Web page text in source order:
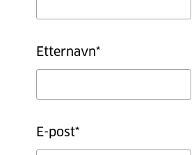
Etternavn*
E-post*